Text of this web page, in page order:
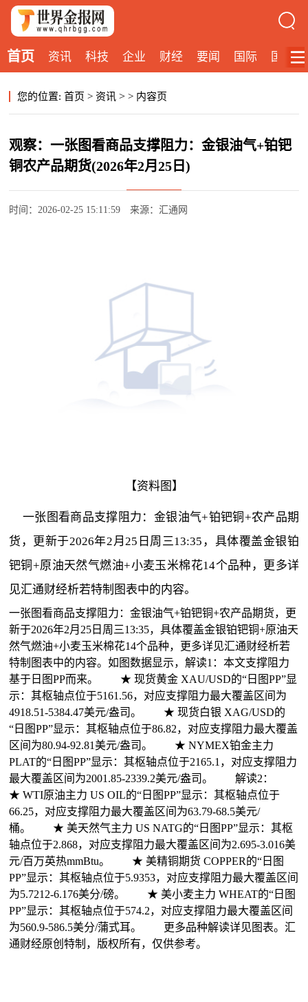
首页 资讯 科技 企业 财经 要闻 国际 国内
您的位置: 首页 > 资讯 > > 内容页
观察：一张图看商品支撑阻力：金银油气+铂钯
铜农产品期货(2026年2月25日)
时间：2026-02-25 15:11:59 来源：汇通网
【资料图】
一张图看商品支撑阻力：金银油气+铂钯铜+农产品期
货，更新于2026年2月25日周三13:35，具体覆盖金银铂
钯铜+原油天然气燃油+小麦玉米棉花14个品种，更多详
见汇通财经析若特制图表中的内容。
一张图看商品支撑阻力：金银油气+铂钯铜+农产品期货，更
新于2026年2月25日周三13:35，具体覆盖金银铂钯铜+原油天
然气燃油+小麦玉米棉花14个品种，更多详见汇通财经析若
特制图表中的内容。如图数据显示，解读1：本文支撑阻力
基于日图PP而来。 ★ 现货黄金 XAU/USD的“日图PP”显
示：其枢轴点位于5161.56，对应支撑阻力最大覆盖区间为
4918.51-5384.47美元/盎司。 ★ 现货白银 XAG/USD的
“日图PP”显示：其枢轴点位于86.82，对应支撑阻力最大覆盖
区间为80.94-92.81美元/盎司。 ★ NYMEX铂金主力
PLAT的“日图PP”显示：其枢轴点位于2165.1，对应支撑阻力
最大覆盖区间为2001.85-2339.2美元/盎司。 解读2：
★ WTI原油主力 US OIL的“日图PP”显示：其枢轴点位于
66.25，对应支撑阻力最大覆盖区间为63.79-68.5美元/
桶。 ★ 美天然气主力 US NATG的“日图PP”显示：其枢
轴点位于2.868，对应支撑阻力最大覆盖区间为2.695-3.016美
元/百万英热mmBtu。 ★ 美精铜期货 COPPER的“日图
PP”显示：其枢轴点位于5.9353，对应支撑阻力最大覆盖区间
为5.7212-6.176美分/磅。 ★ 美小麦主力 WHEAT的“日图
PP”显示：其枢轴点位于574.2，对应支撑阻力最大覆盖区间
为560.9-586.5美分/蒲式耳。 更多品种解读详见图表。汇
通财经原创特制，版权所有，仅供参考。